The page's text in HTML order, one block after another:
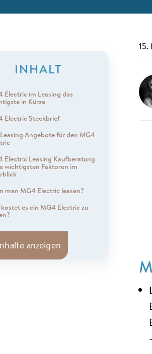
INHALT
Electric im Leasing das
in Kürze
Electric Steckbrief
Angebote für den MG4
Electric Leasing Kaufberatung
wichtigsten Faktoren im
man MG4 Electric leasen?
kostet es ein MG4 Electric zu
anzeigen
15.